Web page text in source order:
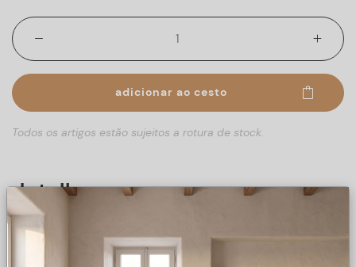
adicionar ao cesto
Todos os artigos estão sujeitos a rotura de stock.
detalhes
DESCRIÇÃO